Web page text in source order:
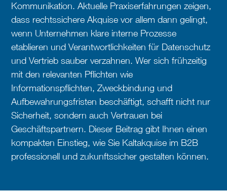
Kommunikation. Aktuelle Praxiserfahrungen zeigen,
dass rechtssichere Akquise vor allem dann gelingt,
wenn Unternehmen klare interne Prozesse
etablieren und Verantwortlichkeiten für Datenschutz
und Vertrieb sauber verzahnen. Wer sich frühzeitig
mit den relevanten Pflichten wie
Informationspflichten, Zweckbindung und
Aufbewahrungsfristen beschäftigt, schafft nicht nur
Sicherheit, sondern auch Vertrauen bei
Geschäftspartnern. Dieser Beitrag gibt Ihnen einen
kompakten Einstieg, wie Sie Kaltakquise im B2B
professionell und zukunftssicher gestalten können.